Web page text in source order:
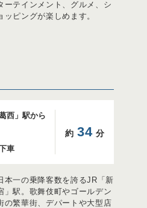
ーテインメント、グルメ、シ
ッピングが楽しめます。
西」駅から
車
約 34 分
本一の乗降客数を誇るJR「新
」駅。歌舞伎町やゴールデン
の繁華街、デパートや大型店